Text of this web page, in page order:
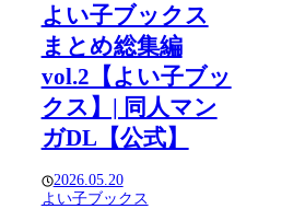
よい子ブックス
まとめ総集編
vol.2【よい子ブッ
クス】| 同人マン
ガDL【公式】
2026.05.20
よい子ブックス